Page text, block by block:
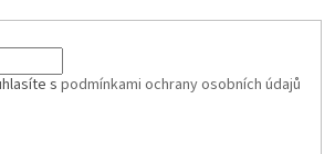
s podmínkami ochrany osobních údajů